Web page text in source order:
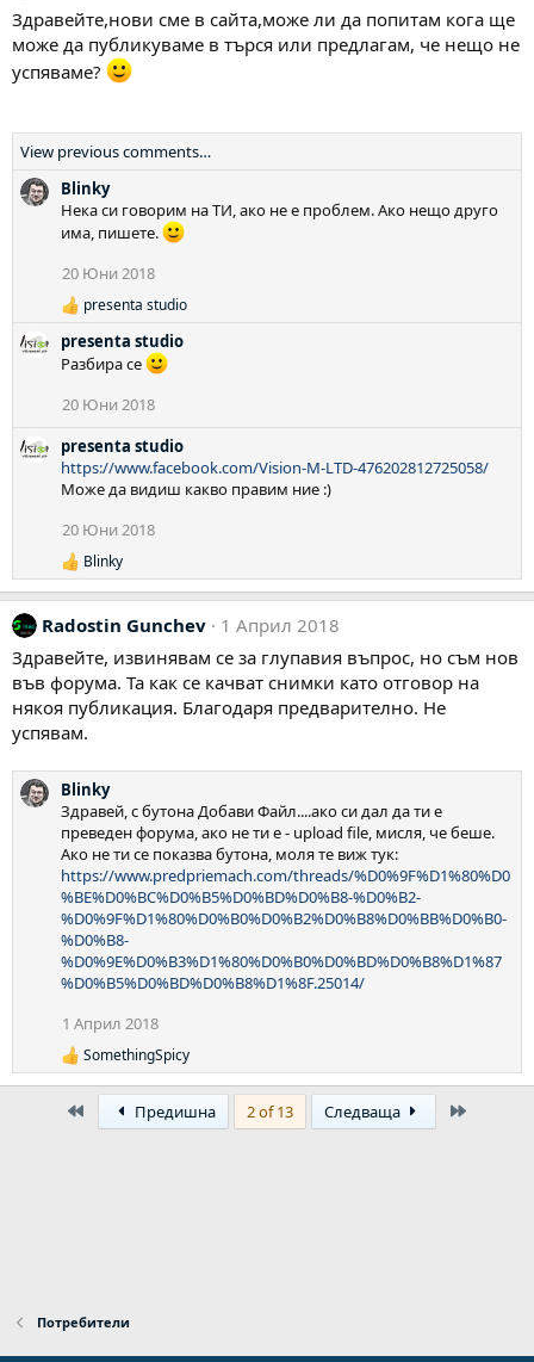
Здравейте,нови сме в сайта,може ли да попитам кога ще
може да публикуваме в търся или предлагам, че нещо не
успяваме?
View previous comments…
Blinky
Нека си говорим на ТИ, ако не е проблем. Ако нещо друго
има, пишете.
20 Юни 2018
Р
а
к
и
:
presenta studio
presenta studio
Разбира се
20 Юни 2018
presenta studio
https://www.facebook.com/Vision-M-LTD-476202812725058/
Може да видиш какво правим ние :)
20 Юни 2018
Р
е
а
к
и
и
:
Blinky
Radostin Gunchev
1 Април 2018
Здравейте, извинявам се за глупавия въпрос, но съм нов
във форума. Та как се качват снимки като отговор на
някоя публикация. Благодаря предварително. Не
успявам.
Blinky
Здравей, с бутона Добави Файл....ако си дал да ти е
преведен форума, ако не ти е - upload file, мисля, че беше.
Ако не ти се показва бутона, моля те виж тук:
https://www.predpriemach.com/threads/%D0%9F%D1%80%D0
%BE%D0%BC%D0%B5%D0%BD%D0%B8-%D0%B2-
%D0%9F%D1%80%D0%B0%D0%B2%D0%B8%D0%BB%D0%B0-
%D0%B8-
%D0%9E%D0%B3%D1%80%D0%B0%D0%BD%D0%B8%D1%87
%D0%B5%D0%BD%D0%B8%D1%8F.25014/
1 Април 2018
Р
е
SomethingSpicy
Предишна 2 of 13 Следваща
Потребители